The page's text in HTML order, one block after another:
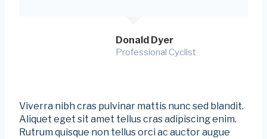
Donald Dyer
Professional Cyclist
Viverra nibh cras pulvinar mattis nunc sed blandit.
Aliquet eget sit amet tellus cras adipiscing enim.
Rutrum quisque non tellus orci ac auctor augue